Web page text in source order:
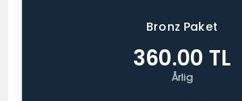
Bronz Paket
360.00 TL
Årlig